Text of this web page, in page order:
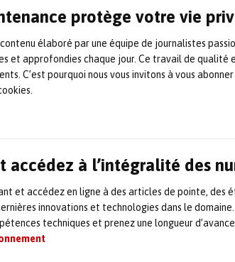
protège votre vie
élaboré par une équipe de journalistes
et approfondies chaque jour. Ce travail de qualité
C’est pourquoi nous vous invitons à vous
accédez à l’intégralité des
et accédez en ligne à des articles de pointe, des
innovations et technologies dans le
techniques et prenez une longueur
: un duo gagnant chez
Maintenance
GMAO / logiciels, Industrie et Maintenance 4.0,
signe un contrat de
globale avec